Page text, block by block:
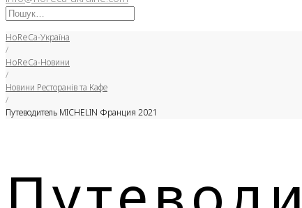
Искать:
HoReCa-Україна
/
HoReCa-Новини
/
Новини Ресторанів та Кафе
/
Путеводитель MICHELIN Франция 2021